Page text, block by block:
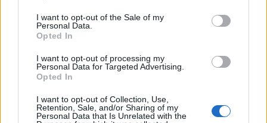
I want to opt-out of the Sale of my
Personal Data.
Opted In
I want to opt-out of processing my
Personal Data for Targeted Advertising.
Opted In
I want to opt-out of Collection, Use,
Retention, Sale, and/or Sharing of my
Personal Data that Is Unrelated with the